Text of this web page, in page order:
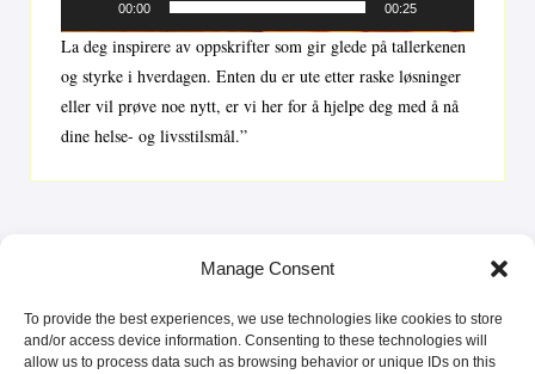
Manage Consent
To provide the best experiences, we use technologies like cookies to store
and/or access device information. Consenting to these technologies will
allow us to process data such as browsing behavior or unique IDs on this
00:00 00:25
La deg inspirere av oppskrifter som gir glede på tallerkenen
og styrke i hverdagen. Enten du er ute etter raske løsninger
eller vil prøve noe nytt, er vi her for å hjelpe deg med å nå
dine helse- og livsstilsmål.”